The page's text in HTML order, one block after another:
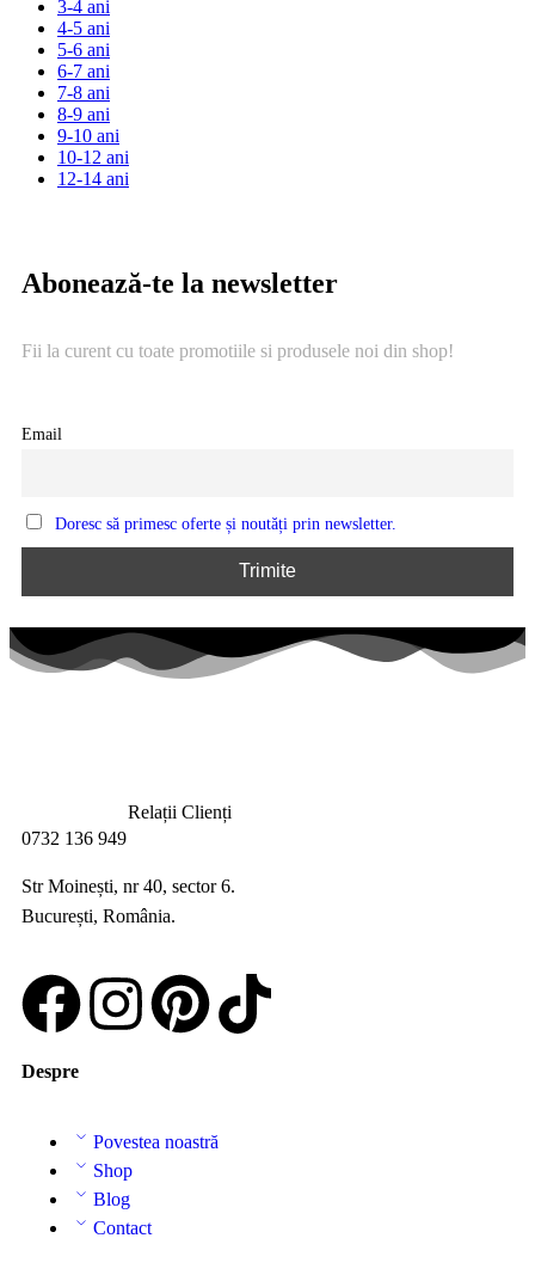
3-4 ani
4-5 ani
5-6 ani
6-7 ani
7-8 ani
8-9 ani
9-10 ani
10-12 ani
12-14 ani
Abonează-te la newsletter
Fii la curent cu toate promotiile si produsele noi din shop!
Email
Doresc să primesc oferte și noutăți prin newsletter.
Relații Clienți
0732 136 949
Str Moinești, nr 40, sector 6.
București, România.
Despre
Povestea noastră
Shop
Blog
Contact